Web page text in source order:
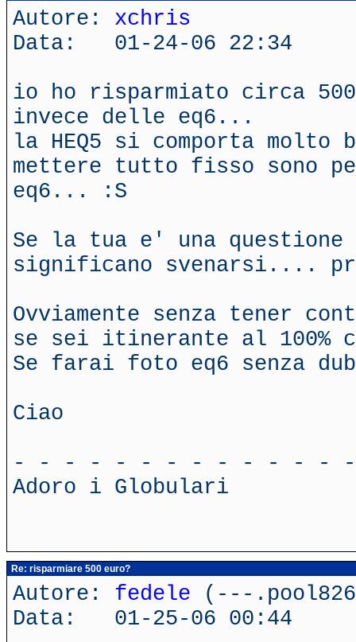
Autore: xchris
Data: 01-24-06 22:34
io ho risparmiato circa 500
invece delle eq6...
la HEQ5 si comporta molto
mettere tutto fisso sono
eq6... :S
Se la tua e' una questione
significano svenarsi....
Ovviamente senza tener
se sei itinerante al 100%
Se farai foto eq6 senza
Ciao
- - - - - - - - - - - - -
Adoro i Globulari
Re: risparmiare 500 euro?
Autore: fedele (---
Data: 01-25-06 00:44